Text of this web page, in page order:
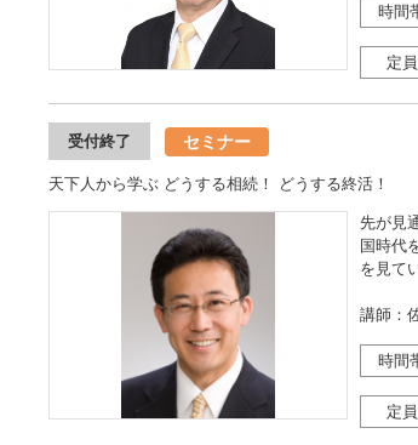
時間
定員
受付終了 セミナー
天下人から学ぶ どうする相続！ どうする終活！
先が見
国時代
を見て
講師：
時間
定員